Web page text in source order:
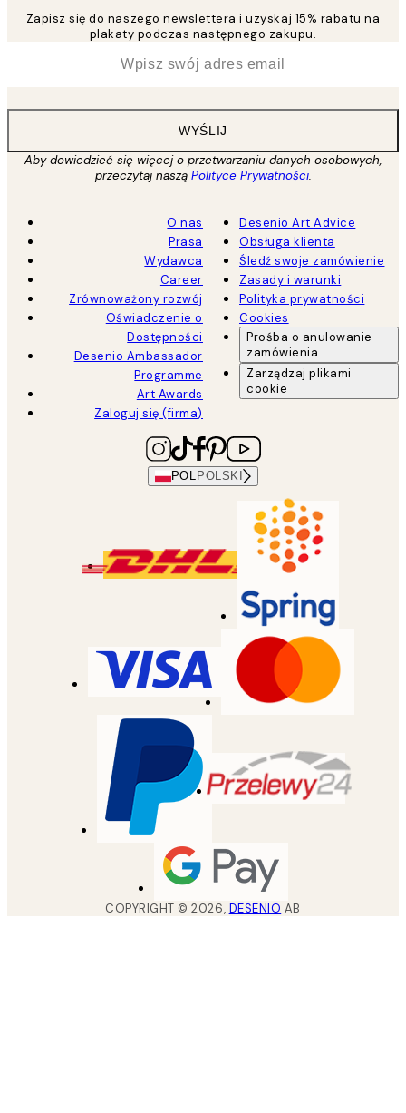
Zapisz się do naszego newslettera i uzyskaj 15% rabatu na
plakaty podczas następnego zakupu.
WYŚLIJ
Aby dowiedzieć się więcej o przetwarzaniu danych osobowych,
przeczytaj naszą Polityce Prywatności.
O nas
Prasa
Wydawca
Career
Zrównoważony rozwój
Oświadczenie o
Dostępności
Desenio Ambassador
Programme
Art Awards
Zaloguj się (firma)
Desenio Art Advice
Obsługa klienta
Śledź swoje zamówienie
Zasady i warunki
Polityka prywatności
Cookies
Prośba o anulowanie
zamówienia
Zarządzaj plikami
cookie
POL POLSKI
COPYRIGHT ©2026, DESENIO AB